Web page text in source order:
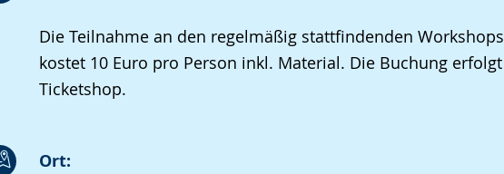
Die Teilnahme an den regelmäßig stattfindenden Workshops
kostet 10 Euro pro Person inkl. Material. Die Buchung
Ticketshop.
Ort: